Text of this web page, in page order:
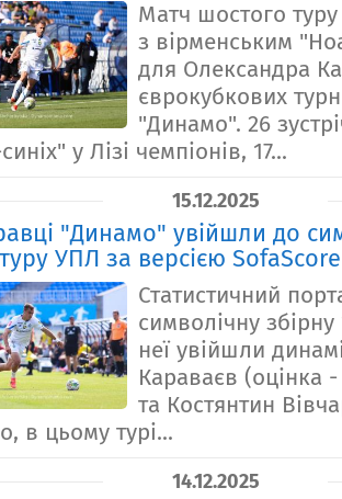
Матч шостого
з вірменським
для Олександра
єврокубкових
"Динамо". 26
у Лізі чемпіонів, 17...
15.12.2025
"Динамо" увійшли до
УПЛ за версією SofaScore
Статистичний
символічну
неї увійшли
Караваєв (оцінка -
та Костянтин
в цьому турі...
14.12.2025